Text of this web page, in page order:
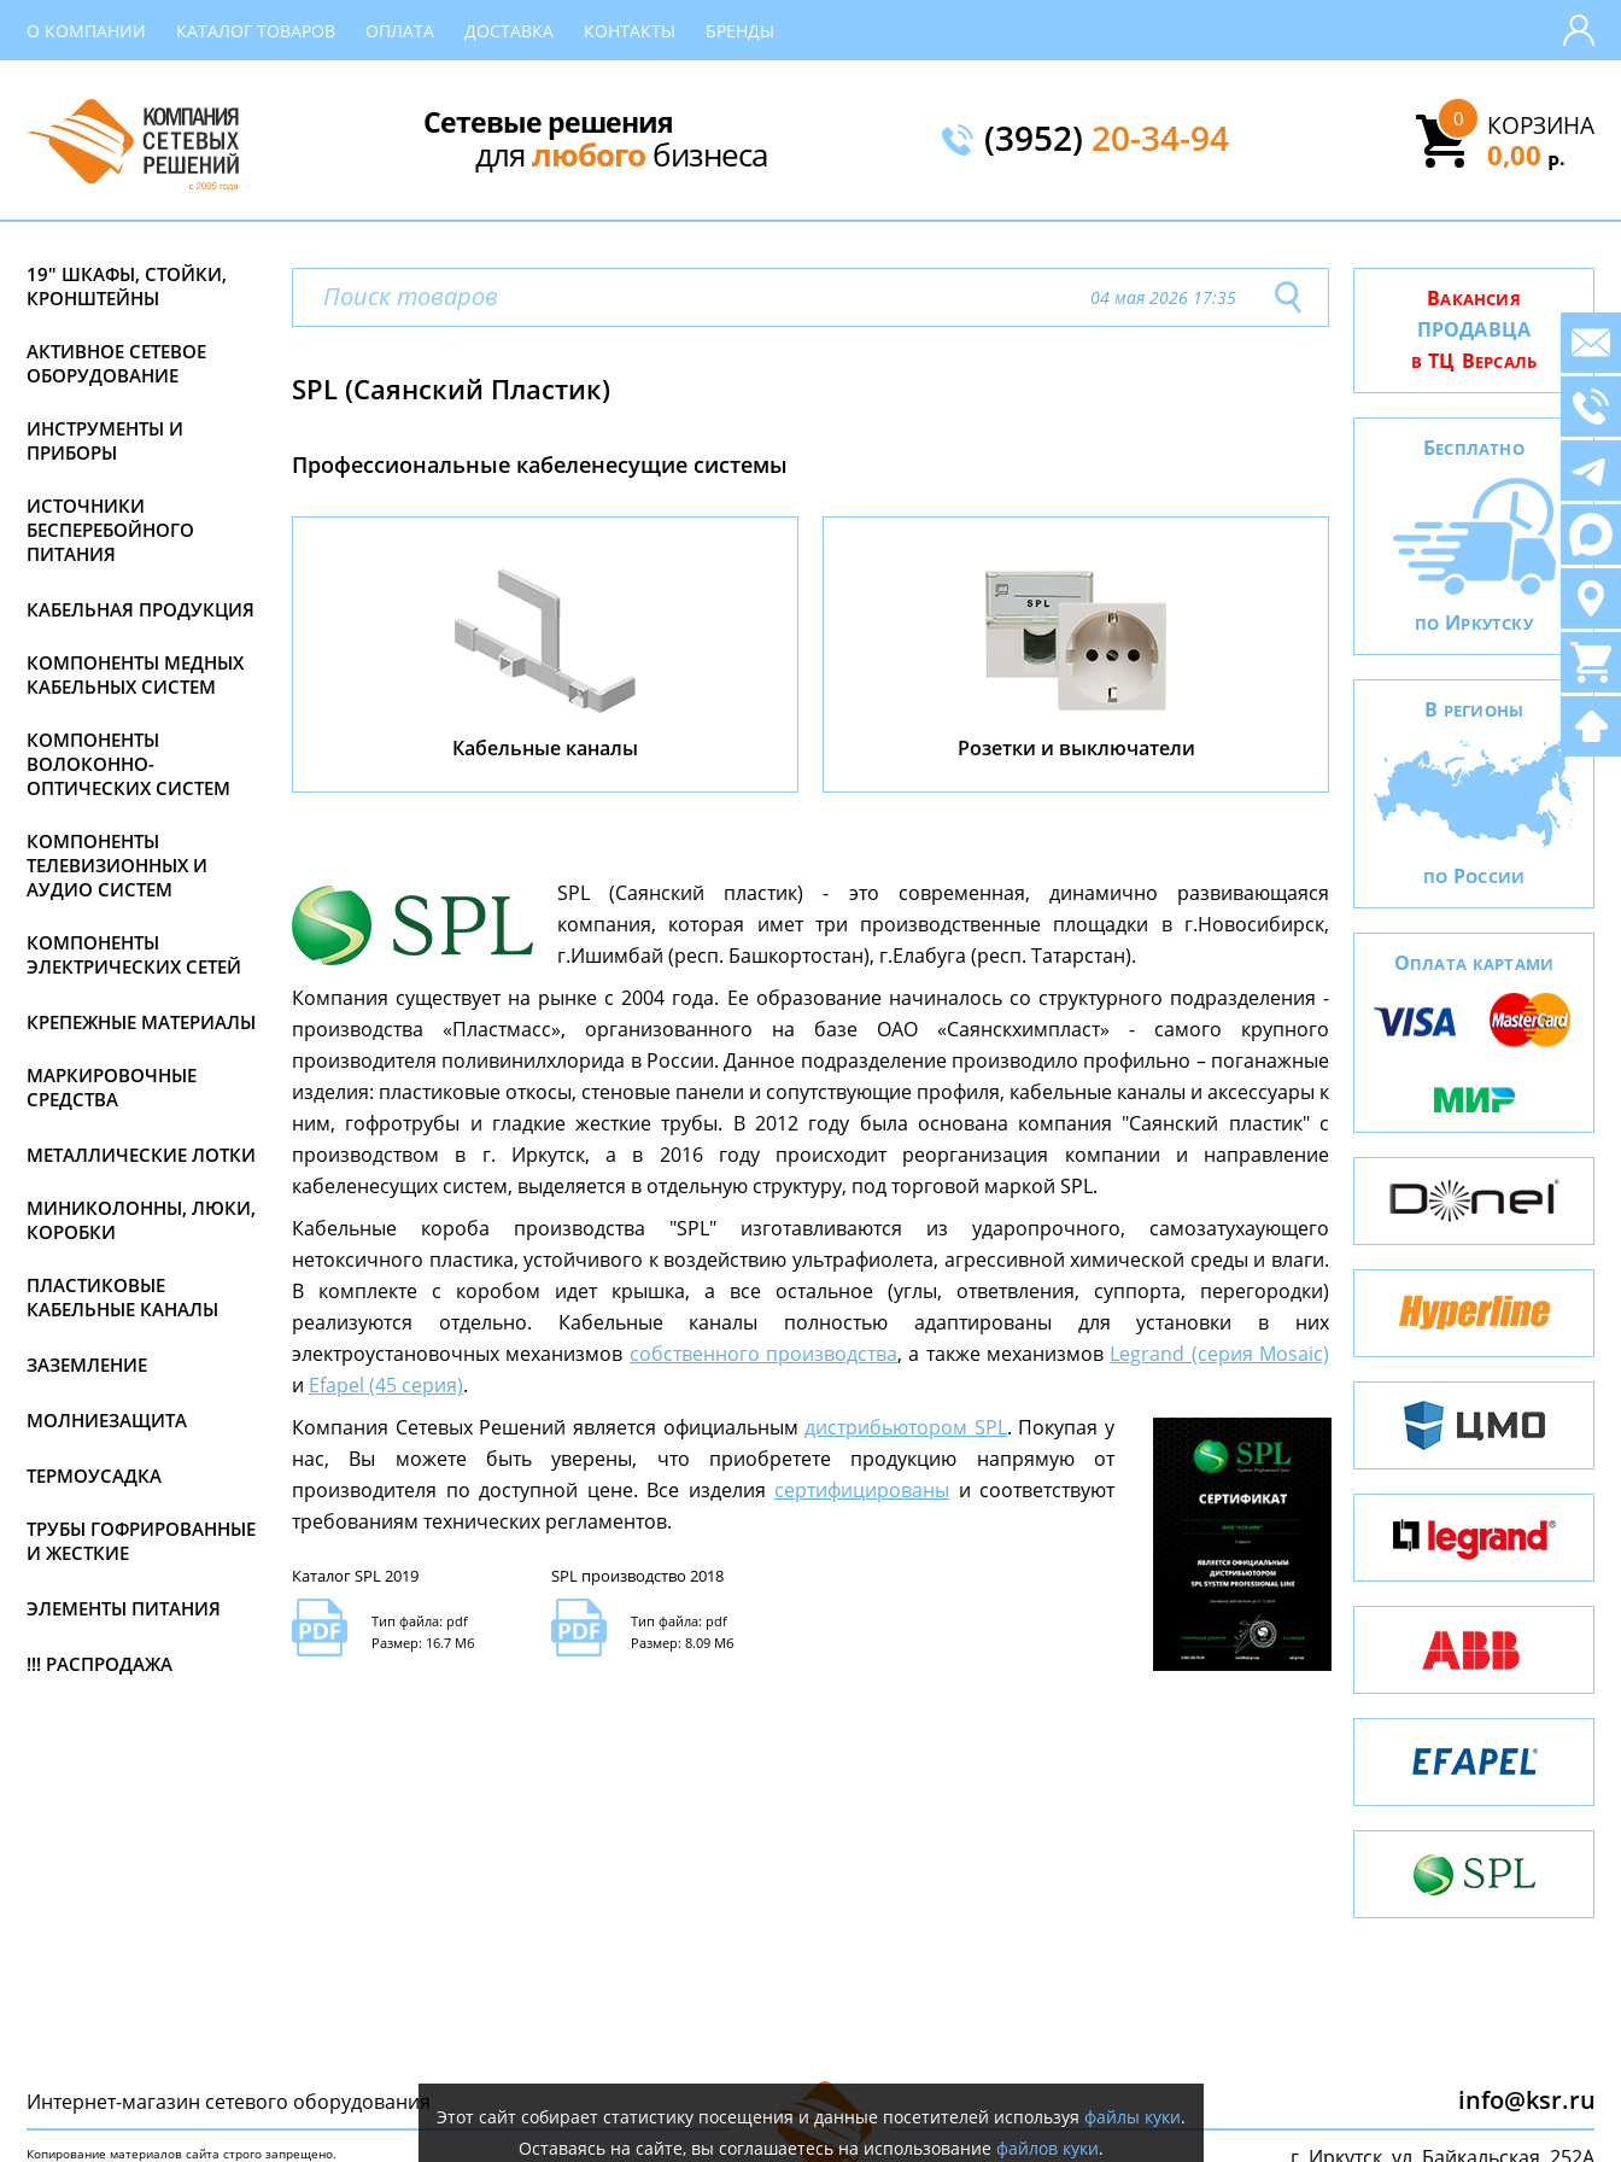
О КОМПАНИИ КАТАЛОГ ТОВАРОВ ОПЛАТА ДОСТАВКА КОНТАКТЫ БРЕНДЫ
Сетевые решения
длялюбогобизнеса (3952) 20-34-94 КОРЗИНА
0
0,00 Р.
19" ШКАФЫ, СТОЙКИ,
КРОНШТЕЙНЫ
АКТИВНОЕ СЕТЕВОЕ
ОБОРУДОВАНИЕ
ИНСТРУМЕНТЫ И
ПРИБОРЫ
ИСТОЧНИКИ
БЕСПЕРЕБОЙНОГО
ПИТАНИЯ
КАБЕЛЬНАЯ ПРОДУКЦИЯ
КОМПОНЕНТЫ МЕДНЫХ
КАБЕЛЬНЫХ СИСТЕМ
КОМПОНЕНТЫ
ВОЛОКОННО-
ОПТИЧЕСКИХ СИСТЕМ
КОМПОНЕНТЫ
ТЕЛЕВИЗИОННЫХ И
АУДИО СИСТЕМ
КОМПОНЕНТЫ
ЭЛЕКТРИЧЕСКИХ СЕТЕЙ
КРЕПЕЖНЫЕ МАТЕРИАЛЫ
МАРКИРОВОЧНЫЕ
СРЕДСТВА
МЕТАЛЛИЧЕСКИЕ ЛОТКИ
МИНИКОЛОННЫ, ЛЮКИ,
КОРОБКИ
ПЛАСТИКОВЫЕ
КАБЕЛЬНЫЕ КАНАЛЫ
ЗАЗЕМЛЕНИЕ
МОЛНИЕЗАЩИТА
ТЕРМОУСАДКА
ТРУБЫ ГОФРИРОВАННЫЕ
И ЖЕСТКИЕ
ЭЛЕМЕНТЫ ПИТАНИЯ
!!! РАСПРОДАЖА
04 мая 2026 17:35
SPL (Саянский Пластик)
Профессиональные кабеленесущие системы
Кабельные каналы Розетки и выключатели
SPL (Саянский пластик) - это современная, динамично развивающаяся
компания, которая имет три производственные площадки в г.Новосибирск,
г.Ишимбай (респ. Башкортостан), г.Елабуга (респ. Татарстан).
Компания существует на рынке с 2004 года. Ее образование начиналось со структурного подразделения -
производства «Пластмасс», организованного на базе ОАО «Саянскхимпласт» - самого крупного
производителя поливинилхлорида в России. Данное подразделение производило профильно – поганажные
изделия: пластиковые откосы, стеновые панели и сопутствующие профиля, кабельные каналы и аксессуары к
ним, гофротрубы и гладкие жесткие трубы. В 2012 году была основана компания "Саянский пластик" с
производством в г. Иркутск, а в 2016 году происходит реорганизация компании и направление
кабеленесущих систем, выделяется в отдельную структуру, под торговой маркой SPL.
Кабельные короба производства "SPL" изготавливаются из ударопрочного, самозатухаующего
нетоксичного пластика, устойчивого к воздействию ультрафиолета, агрессивной химической среды и влаги.
В комплекте с коробом идет крышка, а все остальное (углы, ответвления, суппорта, перегородки)
реализуются отдельно. Кабельные каналы полностью адаптированы для установки в них
электроустановочных механизмов собственного производства, а также механизмов Legrand (серия Mosaic)
и Efapel (45 серия).
Компания Сетевых Решений является официальнымдистрибьютором SPL. Покупая у
нас, Вы можете быть уверены, что приобретете продукцию напрямую от
производителя по доступной цене. Все изделия сертифицированы и соответствуют
требованиям технических регламентов.
Каталог SPL 2019
Тип файла: pdf
Размер: 16.7 Мб
SPL производство 2018
Тип файла: pdf
Размер: 8.09 Мб
ВАКАНСИЯ
ПРОДАВЦА
В ТЦ ВЕРСАЛЬ
БЕСПЛАТНО
ПО ИРКУТСКУ
В РЕГИОНЫ
ПО РОССИИ
ОПЛАТА КАРТАМИ
Интернет-магазин сетeвого оборудования
Копирование материалов сайта строго запрещено.
info@ksr.ru
Этот сайт собирает статистику посещения и данные посетителей используя файлы куки.
Оставаясь на сайте, вы соглашаетесь на использование файлов куки.